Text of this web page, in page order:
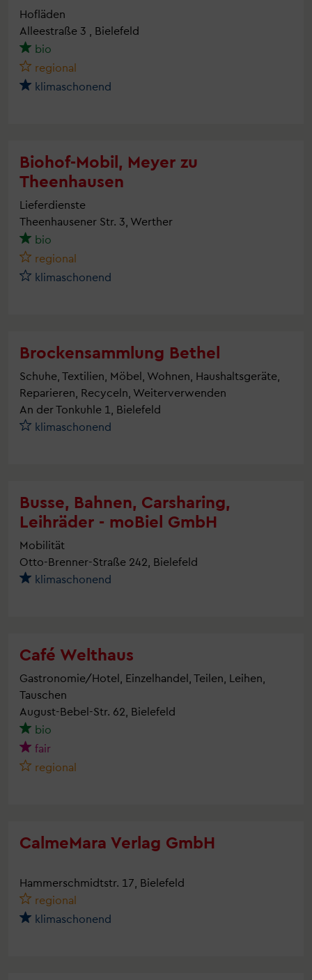
Hofläden
Alleestraße 3 , Bielefeld
bio
regional
klimaschonend
Biohof-Mobil, Meyer zu
Theenhausen
Lieferdienste
Theenhausener Str. 3, Werther
bio
regional
klimaschonend
Brockensammlung Bethel
Schuhe, Textilien, Möbel, Wohnen, Haushaltsgeräte,
Reparieren, Recyceln, Weiterverwenden
An der Tonkuhle 1, Bielefeld
klimaschonend
Busse, Bahnen, Carsharing,
Leihräder - moBiel GmbH
Mobilität
Otto-Brenner-Straße 242, Bielefeld
klimaschonend
Café Welthaus
Gastronomie/Hotel, Einzelhandel, Teilen, Leihen,
Tauschen
August-Bebel-Str. 62, Bielefeld
bio
fair
regional
CalmeMara Verlag GmbH
Hammerschmidtstr. 17, Bielefeld
regional
klimaschonend